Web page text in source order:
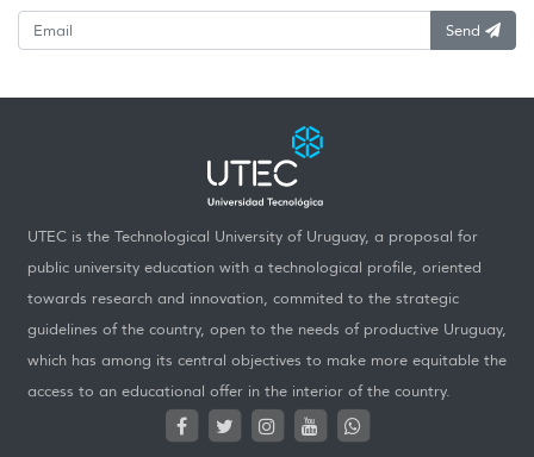
Send
UTEC is the Technological University of Uruguay, a proposal for
public university education with a technological profile, oriented
towards research and innovation, commited to the strategic
guidelines of the country, open to the needs of productive Uruguay,
which has among its central objectives to make more equitable the
access to an educational offer in the interior of the country.